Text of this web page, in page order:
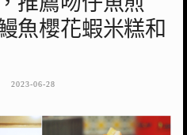
魚櫻花蝦米糕和
2023-06-28